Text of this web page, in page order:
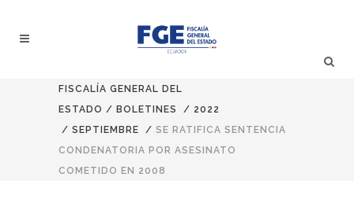
FISCALÍA GENERAL DEL
ESTADO / BOLETINES / 2022
/ SEPTIEMBRE / SE RATIFICA SENTENCIA
CONDENATORIA POR ASESINATO
COMETIDO EN 2008